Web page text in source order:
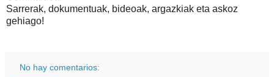
Sarrerak, dokumentuak, bideoak, argazkiak eta askoz
gehiago!
No hay comentarios: